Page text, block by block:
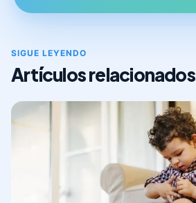
SIGUE LEYENDO
Artículos relacionados